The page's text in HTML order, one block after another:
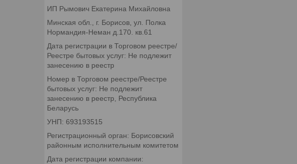
ИП Рымович Екатерина Михайловна
Минская обл., г. Борисов, ул. Полка
Нормандия-Неман д.170. кв.61
Дата регистрации в Торговом реестре/
Реестре бытовых услуг: Не подлежит
занесению в реестр
Номер в Торговом реестре/Реестре
бытовых услуг: Не подлежит
занесению в реестр, Республика
Беларусь
УНП: 693193515
Регистрационный орган: Борисовский
районным исполнительным комитетом
Дата регистрации компании: